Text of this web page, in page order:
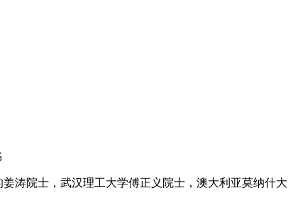
涛院士，武汉理工大学傅正义院士，澳大利亚莫纳什大